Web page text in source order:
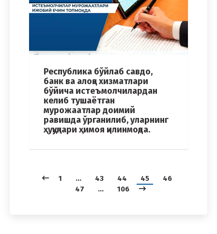
Республика бўйлаб савдо,
банк ва алоқа хизматлари
бўйича истеъмолчилардан
келиб тушаётган
мурожаатлар доимий
равишда ўрганилиб, уларнинг
ҳуқуқлари ҳимоя қилинмоқда.
1 … 43 44 45
46
47
… 106